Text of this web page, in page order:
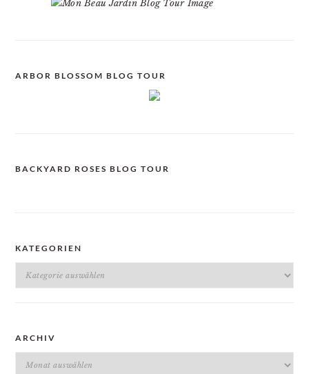
ARBOR BLOSSOM BLOG TOUR
BACKYARD ROSES BLOG TOUR
KATEGORIEN
Kategorien
ARCHIV
Archiv